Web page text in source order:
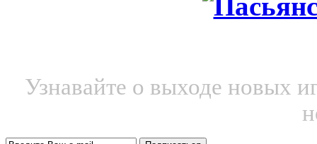
Узнавайте о выходе новых